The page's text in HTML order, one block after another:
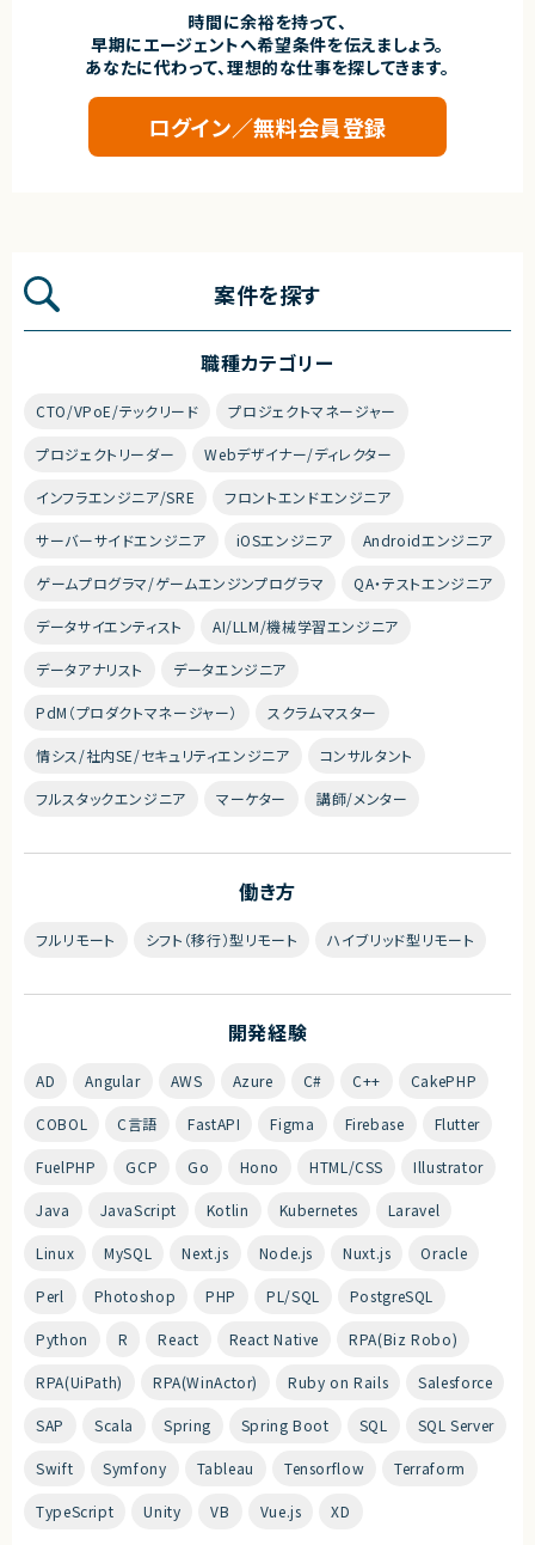
時間に余裕を持って、
早期にエージェントへ希望条件を伝えましょう。
あなたに代わって、理想的な仕事を探してきます。
ログイン／無料会員登録
案件を探す
職種カテゴリー
CTO/VPoE/テックリード プロジェクトマネージャー
プロジェクトリーダー Webデザイナー/ディレクター
インフラエンジニア/SRE フロントエンドエンジニア
サーバーサイドエンジニア iOSエンジニア Androidエンジニア
ゲームプログラマ/ゲームエンジンプログラマ QA・テストエンジニア
データサイエンティスト AI/LLM/機械学習エンジニア
データアナリスト データエンジニア
PdM（プロダクトマネージャー） スクラムマスター
情シス/社内SE/セキュリティエンジニア コンサルタント
フルスタックエンジニア マーケター 講師/メンター
働き方
フルリモート シフト（移行）型リモート ハイブリッド型リモート
開発経験
AD Angular AWS Azure C# C++ CakePHP
COBOL C言語 FastAPI Figma Firebase Flutter
FuelPHP GCP Go Hono HTML/CSS Illustrator
Java JavaScript Kotlin Kubernetes Laravel
Linux MySQL Next.js Node.js Nuxt.js Oracle
Perl Photoshop PHP PL/SQL PostgreSQL
Python R React React Native RPA(Biz Robo)
RPA(UiPath) RPA(WinActor) Ruby on Rails Salesforce
SAP Scala Spring Spring Boot SQL SQL Server
Swift Symfony Tableau Tensorflow Terraform
TypeScript Unity VB Vue.js XD